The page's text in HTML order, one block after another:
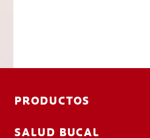
PRODUCTOS
SALUD BUCAL